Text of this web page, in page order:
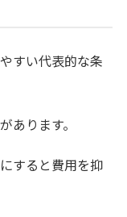
すい代表的な条
あります。
すると費用を抑